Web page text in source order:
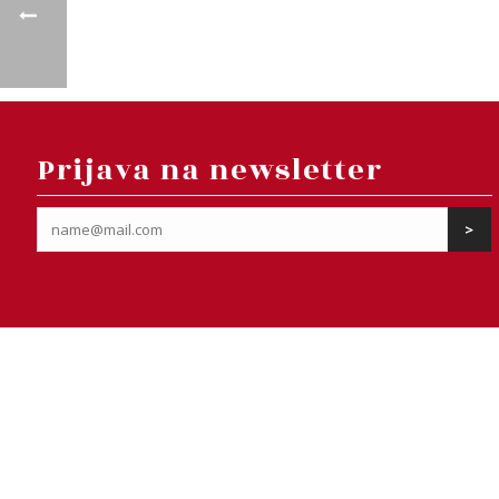
Prijava na newsletter